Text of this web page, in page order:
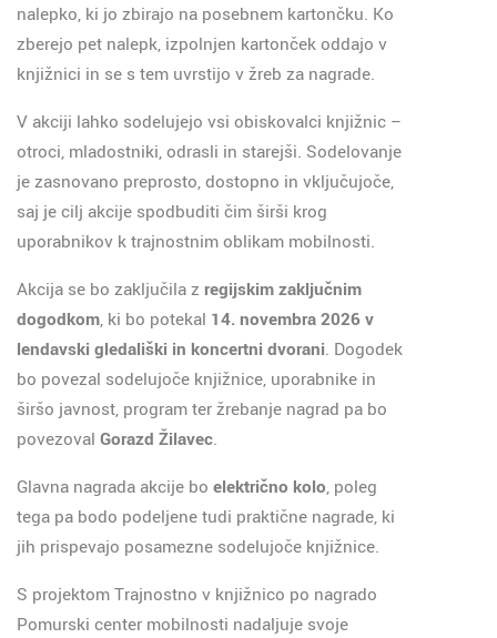
nalepko, ki jo zbirajo na posebnem kartončku. Ko
zberejo pet nalepk, izpolnjen kartonček oddajo v
knjižnici in se s tem uvrstijo v žreb za nagrade.
V akciji lahko sodelujejo vsi obiskovalci knjižnic –
otroci, mladostniki, odrasli in starejši. Sodelovanje
je zasnovano preprosto, dostopno in vključujoče,
saj je cilj akcije spodbuditi čim širši krog
uporabnikov k trajnostnim oblikam mobilnosti.
Akcija se bo zaključila z regijskim zaključnim
dogodkom, ki bo potekal 14. novembra 2026 v
lendavski gledališki in koncertni dvorani. Dogodek
bo povezal sodelujoče knjižnice, uporabnike in
širšo javnost, program ter žrebanje nagrad pa bo
povezoval Gorazd Žilavec.
Glavna nagrada akcije bo električno kolo, poleg
tega pa bodo podeljene tudi praktične nagrade, ki
jih prispevajo posamezne sodelujoče knjižnice.
S projektom Trajnostno v knjižnico po nagrado
Pomurski center mobilnosti nadaljuje svoje